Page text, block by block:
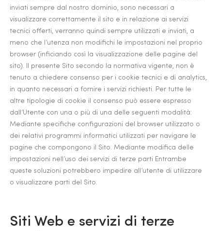
inviati sempre dal nostro dominio, sono necessari a
visualizzare correttamente il sito e in relazione ai servizi
tecnici offerti, verranno quindi sempre utilizzati e inviati, a
meno che l’utenza non modifichi le impostazioni nel proprio
browser (inficiando così la visualizzazione delle pagine del
sito). Il presente Sito secondo la normativa vigente, non è
tenuto a chiedere consenso per i cookie tecnici e di analytics,
in quanto necessari a fornire i servizi richiesti. Per tutte le
altre tipologie di cookie il consenso può essere espresso
dall’Utente con una o più di una delle seguenti modalità:
Mediante specifiche configurazioni del browser utilizzato o
dei relativi programmi informatici utilizzati per navigare le
pagine che compongono il Sito. Mediante modifica delle
impostazioni nell’uso dei servizi di terze parti Entrambe
queste soluzioni potrebbero impedire all’utente di utilizzare
o visualizzare parti del Sito.
Siti Web e servizi di terze